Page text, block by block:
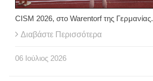
CISM 2026, στο Warentorf της Γερμανίας.
Διαβάστε Περισσότερα
06 Ιούλιος 2026